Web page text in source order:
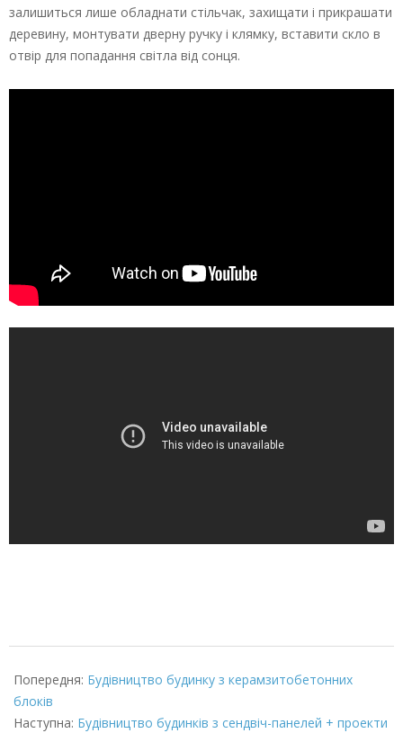
залишиться лише обладнати стільчак, захищати і прикрашати
деревину, монтувати дверну ручку і клямку, вставити скло в
отвір для попадання світла від сонця.
03-
08
Попередня: Будівництво будинку з керамзитобетонних
блоків
Наступна: Будівництво будинків з сендвіч-панелей + проекти